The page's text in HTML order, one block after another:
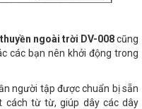
ngoài trời DV-008cũng
các bạn nên khởi động trong
người tập được chuẩn bị sẵn
cách từ từ, giúp dây các dây